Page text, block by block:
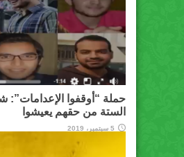
حملة “أوقفوا الإعدامات”:
الستة من حقهم يعيشوا
5 سبتمبر، 2019